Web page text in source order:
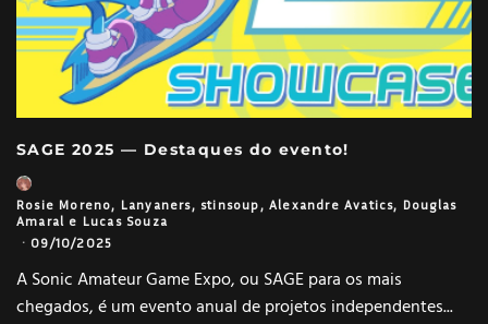
SAGE 2025 — Destaques do evento!
Rosie Moreno, Lanyaners,stinsoup,Alexandre Avatics, Douglas
Amaral e Lucas Souza
· 09/10/2025
A Sonic Amateur Game Expo, ou SAGE para os mais
chegados, é um evento anual de projetos independentes...